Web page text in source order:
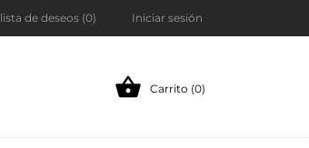
de deseos (0) Iniciar sesión
 Carrito (0)